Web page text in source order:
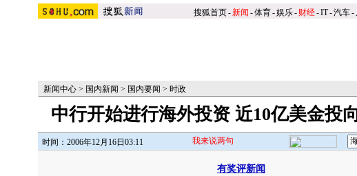
搜狐首页-新闻 -体育-娱乐- 财经-IT-汽车-
新闻中心 > 国内新闻 > 国内要闻 > 时政
中行开始进行海外投资 近10亿美金投
时间：2006年12月16日03:11 我来说两句
有奖评新闻